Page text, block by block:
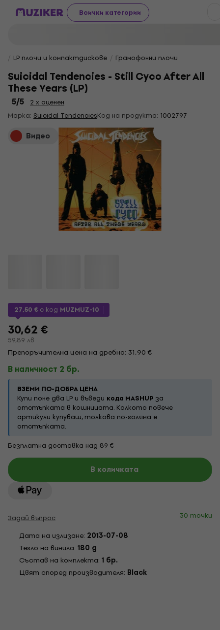
Всички категории
LP плочи и компактдискове Грамофонни плочи
Suicidal Tendencies - Still Cyco After All
These Years (LP)
5/5
2 x оценен
Марка: Suicidal TendenciesКод на продукта: 1002797
Видео
27,50 € с код MUZMUZ-10
30,62 €
59,89 лв
Препоръчителна цена на дребно: 31,90 €
В наличност 2 бр.
ВЗЕМИ ПО-ДОБРА ЦЕНА
Купи поне два LP и въведи кода MASHUP за
отстъпката в кошницата. Колкото повече
артикули купуваш, толкова по-голяма е
отстъпката.
Безплатна доставка над 89 €
В количката
Задай въпрос
30 точки
Дата на излизане: 2013-07-08
Тегло на винила: 180 g
Състав на комплекта: 1 бр.
Цвят според производителя: Black